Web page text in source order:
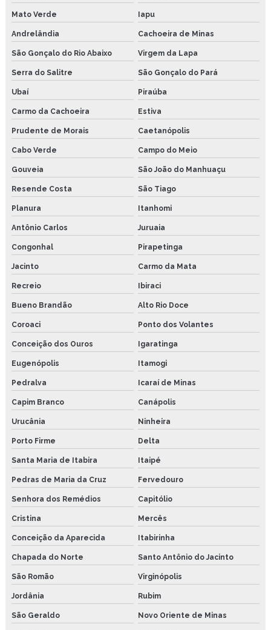
Mato Verde Iapu
Andrelândia Cachoeira de Minas
São Gonçalo do Rio Abaixo Virgem da Lapa
Serra do Salitre São Gonçalo do Pará
Ubaí Piraúba
Carmo da Cachoeira Estiva
Prudente de Morais Caetanópolis
Cabo Verde Campo do Meio
Gouveia São João do Manhuaçu
Resende Costa São Tiago
Planura Itanhomi
Antônio Carlos Juruaia
Congonhal Pirapetinga
Jacinto Carmo da Mata
Recreio Ibiraci
Bueno Brandão Alto Rio Doce
Coroaci Ponto dos Volantes
Conceição dos Ouros Igaratinga
Eugenópolis Itamogi
Pedralva Icaraí de Minas
Capim Branco Canápolis
Urucânia Ninheira
Porto Firme Delta
Santa Maria de Itabira Itaipé
Pedras de Maria da Cruz Fervedouro
Senhora dos Remédios Capitólio
Cristina Mercês
Conceição da Aparecida Itabirinha
Chapada do Norte Santo Antônio do Jacinto
São Romão Virginópolis
Jordânia Rubim
São Geraldo Novo Oriente de Minas